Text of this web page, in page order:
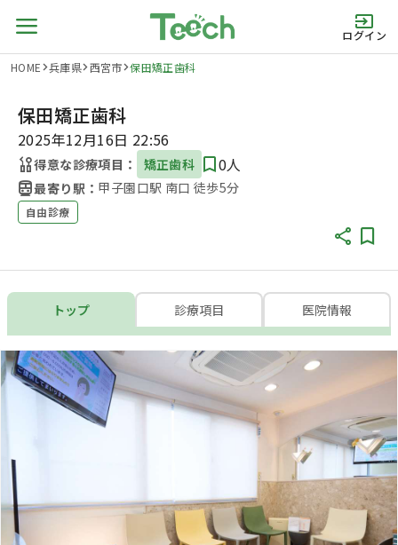
ログイン
HOME 兵庫県 西宮市 保田矯正歯科
保田矯正歯科
2025年12月16日 22:56
得意な診療項目： 矯正歯科 0人
最寄り駅： 甲子園口駅 南口 徒歩5分
自由診療
トップ 診療項目 医院情報